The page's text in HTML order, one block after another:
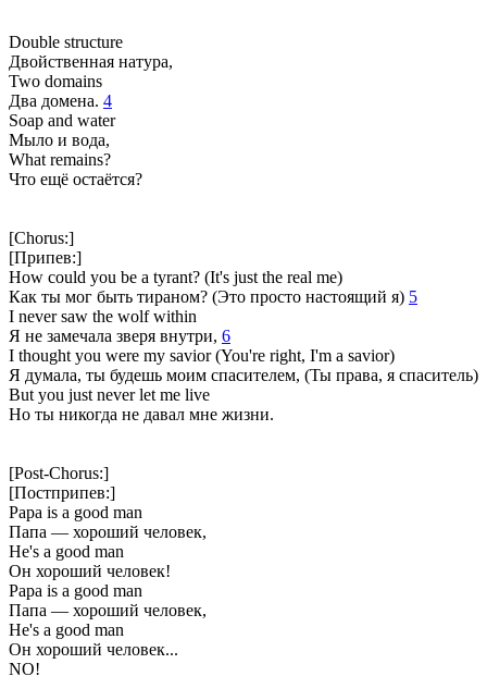
Double structure
Двойственная натура,
Two domains
Два домена. 4
Soap and water
Мыло и вода,
What remains?
Что ещё остаётся?
[Chorus:]
[Припев:]
How could you be a tyrant? (It's just the real me)
Как ты мог быть тираном? (Это просто настоящий я) 5
I never saw the wolf within
Я не замечала зверя внутри, 6
I thought you were my savior (You're right, I'm a savior)
Я думала, ты будешь моим спасителем, (Ты права, я спаситель)
But you just never let me live
Но ты никогда не давал мне жизни.
[Post-Chorus:]
[Постприпев:]
Papa is a good man
Папа — хороший человек,
He's a good man
Он хороший человек!
Papa is a good man
Папа — хороший человек,
He's a good man
Он хороший человек...
NO!